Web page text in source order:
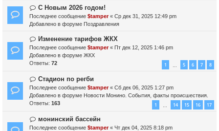
е
н
и
с
о
о
щ
е
н
и
Н
о
в
е
с
о
о
щ
н
С Новым 2026 годом!
Последнее сообщение $tamper« Ср дек 31, 2025 12:49 pm
Добавлено в форуме Поздравления
Н
о
в
о
с
о
Изменение тарифов ЖКХ
Последнее сообщение $tamper« Пт дек 12, 2025 1:46 pm
Добавлено в форуме ЖКХ
Ответы: 72 1 5 6 7 8
Н
о
в
о
с
Стадион по регби
Последнее сообщение $tamper« Сб дек 06, 2025 1:27 pm
Добавлено в форуме Новости Монино. События, факты происшествия.
Ответы: 163 1 14 15 16 17
Н
о
монинский бассейн
Последнее сообщение $tamper« Чт дек 04, 2025 8:18 pm